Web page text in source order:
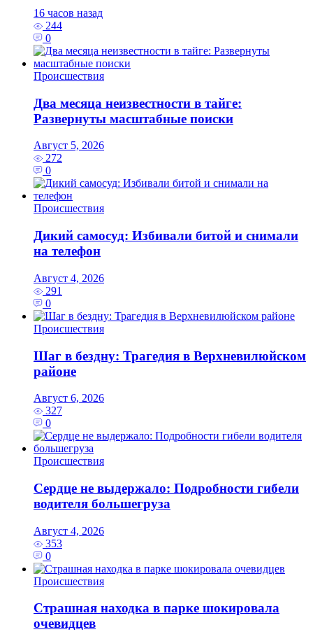
16 часов назад
244
0
Происшествия
Два месяца неизвестности в тайге:
Развернуты масштабные поиски
Август 5, 2026
272
0
Происшествия
Дикий самосуд: Избивали битой и снимали
на телефон
Август 4, 2026
291
0
Происшествия
Шаг в бездну: Трагедия в Верхневилюйском
районе
Август 6, 2026
327
0
Происшествия
Сердце не выдержало: Подробности гибели
водителя большегруза
Август 4, 2026
353
0
Происшествия
Страшная находка в парке шокировала
очевидцев